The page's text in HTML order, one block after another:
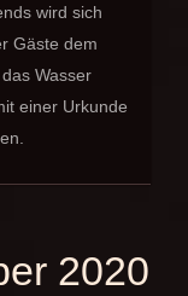
wird sich
Gäste dem
Wasser
einer Urkunde
2020